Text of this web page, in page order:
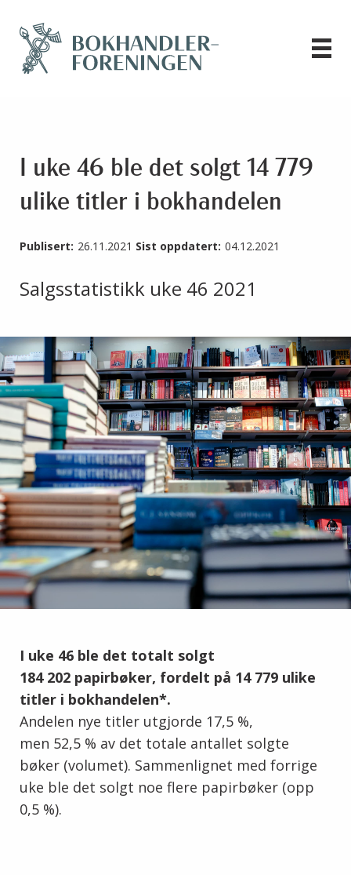
I uke 46 ble det solgt 14 779
ulike titler i bokhandelen
Publisert: 26.11.2021 Sist oppdatert: 04.12.2021
Salgsstatistikk uke 46 2021
I uke 46 ble det totalt solgt
184 202 papirbøker, fordelt på 14 779 ulike
titler i bokhandelen*.
Andelen nye titler utgjorde 17,5 %,
men 52,5 % av det totale antallet solgte
bøker (volumet). Sammenlignet med forrige
uke ble det solgt noe flere papirbøker (opp
0,5 %).